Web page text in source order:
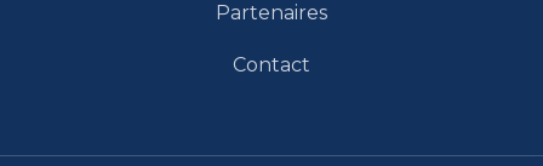
Partenaires
Contact